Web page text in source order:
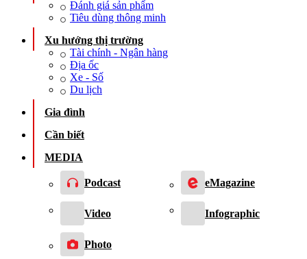
Đánh giá sản phẩm
Tiêu dùng thông minh
Xu hướng thị trường
Tài chính - Ngân hàng
Địa ốc
Xe - Số
Du lịch
Gia đình
Cần biết
MEDIA
Podcast eMagazine
Video Infographic
Photo